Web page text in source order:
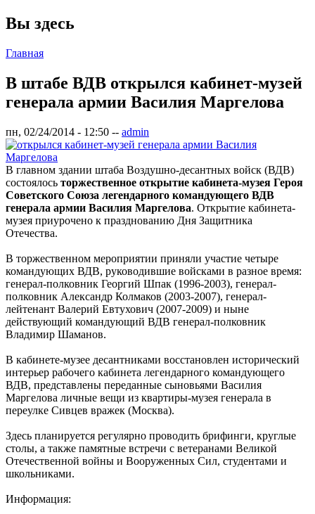
Вы здесь
Главная
В штабе ВДВ открылся кабинет-музей
генерала армии Василия Маргелова
пн, 02/24/2014 - 12:50 -- admin
В главном здании штаба Воздушно-десантных войск (ВДВ)
состоялось торжественное открытие кабинета-музея Героя
Советского Союза легендарного командующего ВДВ
генерала армии Василия Маргелова. Открытие кабинета-
музея приурочено к празднованию Дня Защитника
Отечества.
В торжественном мероприятии приняли участие четыре
командующих ВДВ, руководившие войсками в разное время:
генерал-полковник Георгий Шпак (1996-2003), генерал-
полковник Александр Колмаков (2003-2007), генерал-
лейтенант Валерий Евтухович (2007-2009) и ныне
действующий командующий ВДВ генерал-полковник
Владимир Шаманов.
В кабинете-музее десантниками восстановлен исторический
интерьер рабочего кабинета легендарного командующего
ВДВ, представлены переданные сыновьями Василия
Маргелова личные вещи из квартиры-музея генерала в
переулке Сивцев вражек (Москва).
Здесь планируется регулярно проводить брифинги, круглые
столы, а также памятные встречи с ветеранами Великой
Отечественной войны и Вооруженных Сил, студентами и
школьниками.
Информация: